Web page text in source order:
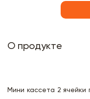
О продукте
Мини кассета 2